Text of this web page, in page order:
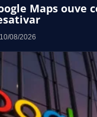
Maps ouve
10/08/2026